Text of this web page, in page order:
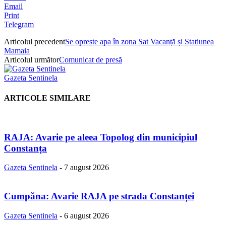
Email
Print
Telegram
Articolul precedentSe oprește apa în zona Sat Vacanță și Stațiunea
Mamaia
Articolul următorComunicat de presă
Gazeta Sentinela
ARTICOLE SIMILARE
RAJA: Avarie pe aleea Topolog din municipiul
Constanța
Gazeta Sentinela - 7 august 2026
Cumpăna: Avarie RAJA pe strada Constanței
Gazeta Sentinela - 6 august 2026